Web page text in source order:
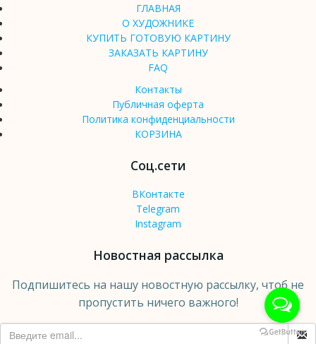
ГЛАВНАЯ
О ХУДОЖНИКЕ
КУПИТЬ ГОТОВУЮ КАРТИНУ
ЗАКАЗАТЬ КАРТИНУ
FAQ
Контакты
Публичная оферта
Политика конфиденциальности
КОРЗИНА
Соц.сети
ВКонтакте
Telegram
Instagram
Новостная рассылка
Подпишитесь на нашу новостную рассылку, чтоб не
пропустить ничего важного!